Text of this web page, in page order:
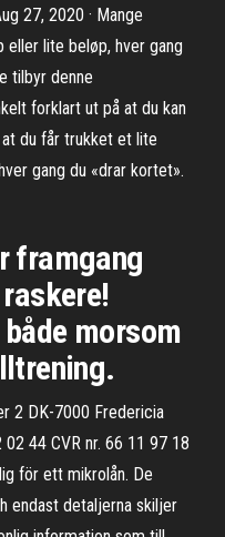
27, 2020 · Mange
lite beløp, hver gang
tilbyr denne
forklart ut på at du kan
du får trukket et lite
gang du «drar kortet».
framgang
morsom
2 DK-7000 Fredericia
44 CVR nr. 66 11 97 18
för ett mikrolån. De
endast detaljerna skiljer